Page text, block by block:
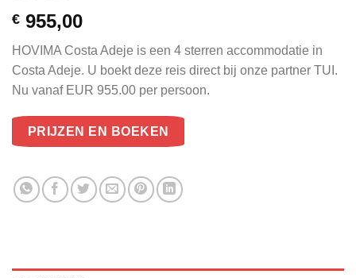
€ 955,00
HOVIMA Costa Adeje is een 4 sterren accommodatie in
Costa Adeje. U boekt deze reis direct bij onze partner TUI.
Nu vanaf EUR 955.00 per persoon.
PRIJZEN EN BOEKEN